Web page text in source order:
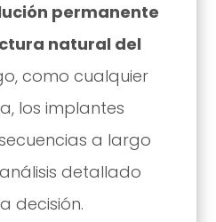
permanente
natural del
como cualquier
los implantes
a largo
detallado
decisión.